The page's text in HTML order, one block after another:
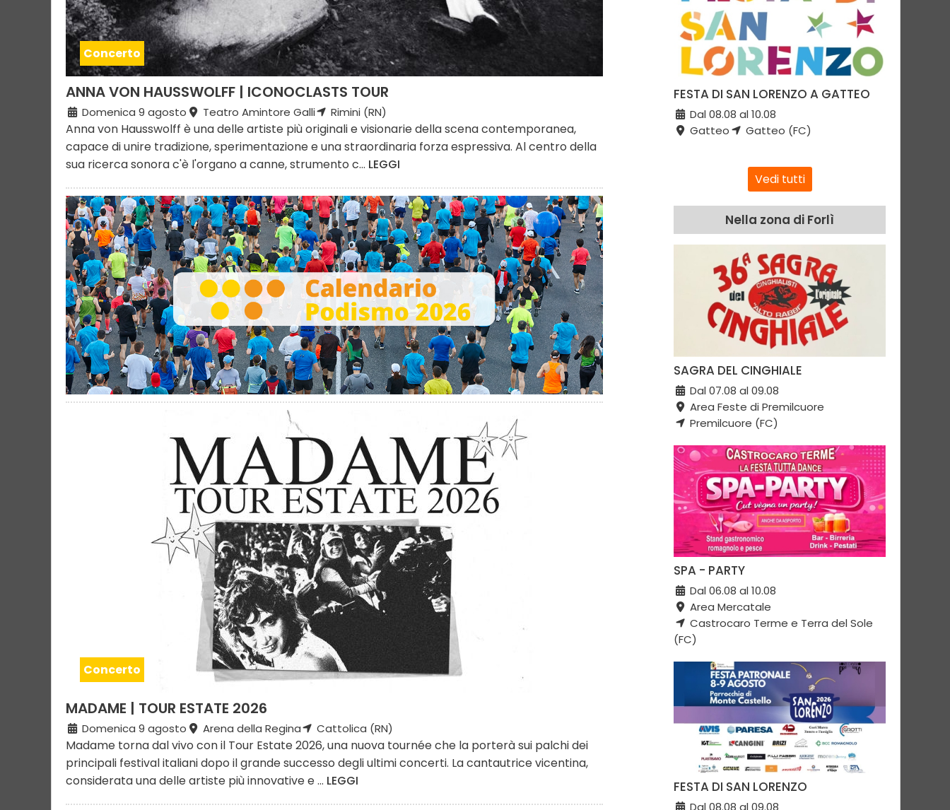
Concerto
ANNA VON HAUSSWOLFF | ICONOCLASTS TOUR
Domenica 9 agosto Teatro Amintore Galli Rimini (RN)
Anna von Hausswolff è una delle artiste più originali e visionarie della scena contemporanea,
capace di unire tradizione, sperimentazione e una straordinaria forza espressiva. Al centro della
sua ricerca sonora c'è l'organo a canne, strumento c... LEGGI
Concerto
MADAME | TOUR ESTATE 2026
Domenica 9 agosto Arena della Regina Cattolica (RN)
Madame torna dal vivo con il Tour Estate 2026, una nuova tournée che la porterà sui palchi dei
principali festival italiani dopo il grande successo degli ultimi concerti. La cantautrice vicentina,
considerata una delle artiste più innovative e ... LEGGI
FESTA DI SAN LORENZO A GATTEO
Dal 08.08 al 10.08
Gatteo
Gatteo (FC)
Vedi tutti
Nella zona di Forlì
SAGRA DEL CINGHIALE
Dal 07.08 al 09.08
Area Feste di Premilcuore
Premilcuore (FC)
SPA - PARTY
Dal 06.08 al 10.08
Area Mercatale
Castrocaro Terme e Terra del Sole
(FC)
FESTA DI SAN LORENZO
Dal 08.08 al 09.08